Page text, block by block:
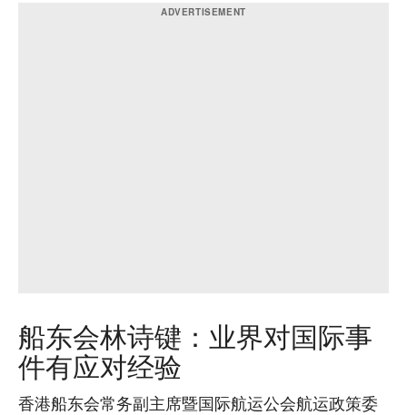
船东会林诗键：业界对国际事
件有应对经验
香港船东会常务副主席暨国际航运公会航运政策委